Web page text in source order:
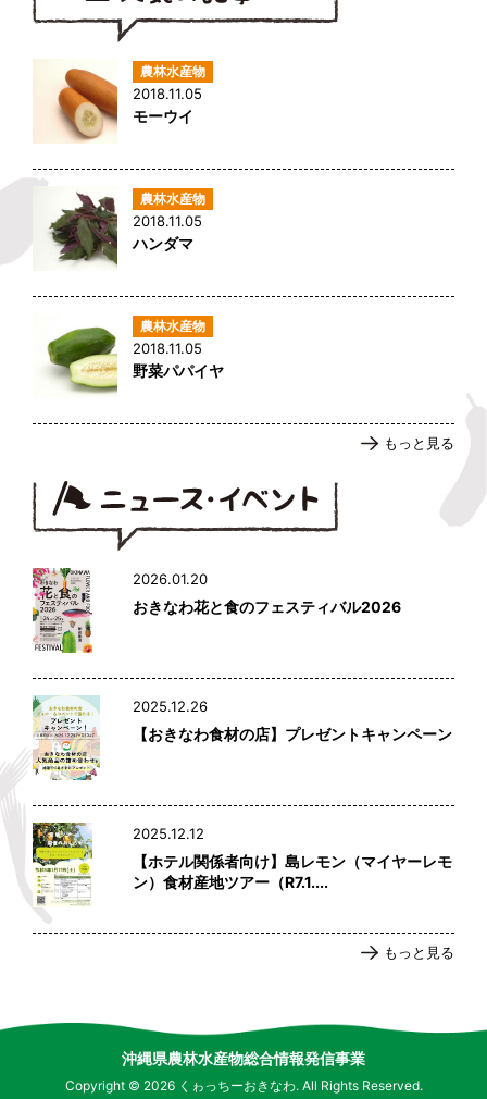
2018.11.05
モーウイ
2018.11.05
ハンダマ
2018.11.05
野菜パパイヤ
もっと見る
2026.01.20
おきなわ花と食のフェスティバル2026
2025.12.26
【おきなわ食材の店】プレゼントキャンペーン
2025.12.12
【ホテル関係者向け】島レモン（マイヤーレモ
ン）食材産地ツアー（R7.1....
もっと見る
沖縄県農林水産物総合情報発信事業
Copyright © 2026 くゎっちーおきなわ. All Rights Reserved.